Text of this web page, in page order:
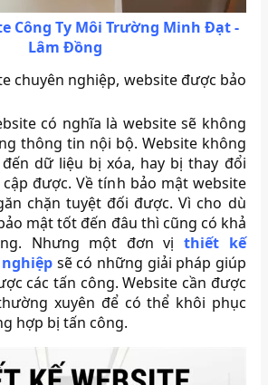
Công Ty Môi Trường Minh Đạt -
Lâm Đồng
chuyên nghiệp, website được bảo
có nghĩa là website sẽ không
thông tin nội bộ. Website không
dữ liệu bị xóa, hay bị thay đổi
được. Về tính bảo mật website
chặn tuyệt đối được. Vì cho dù
mật tốt đến đâu thì cũng có khả
Nhưng một đơn vị thiết kế
sẽ có những giải pháp giúp
các tấn công. Website cần được
xuyên để có thể khôi phục
hợp bị tấn công.